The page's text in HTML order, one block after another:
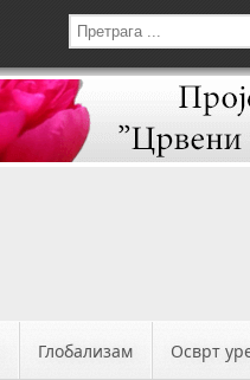
Глобализам Осврт